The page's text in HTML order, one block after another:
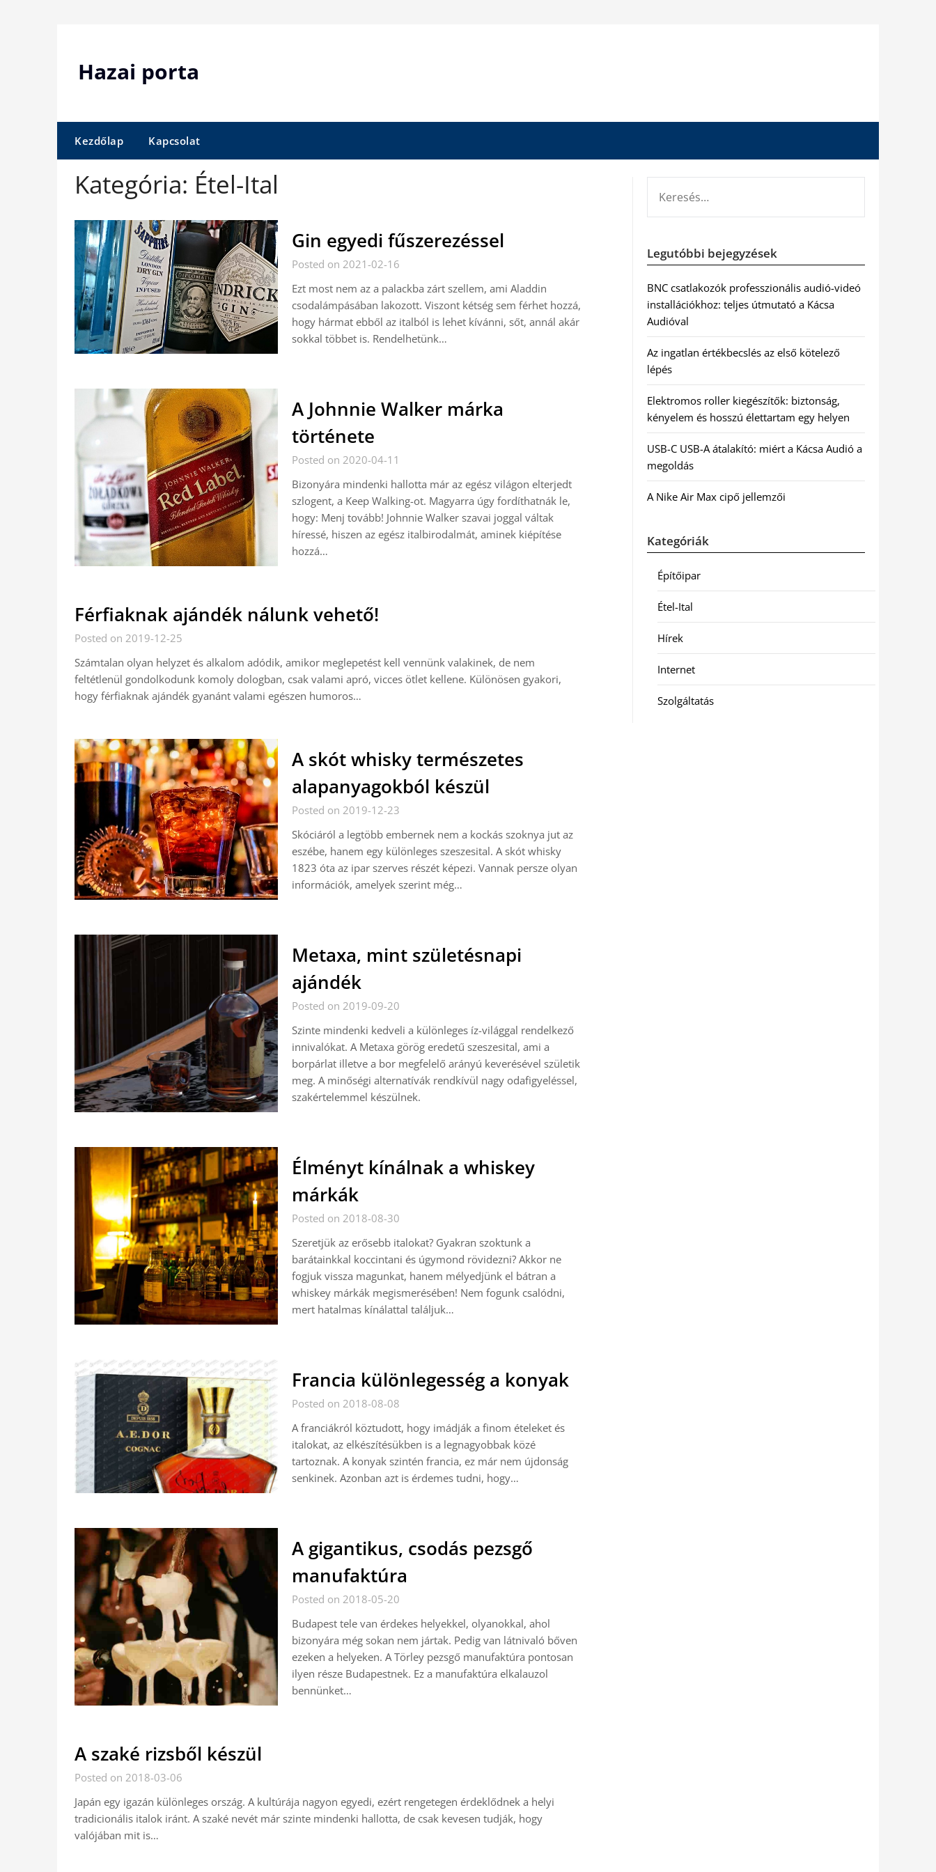
Hazai porta
Kezdőlap Kapcsolat
Kategória: Étel-Ital
Gin egyedi fűszerezéssel
Posted on 2021-02-16
Ezt most nem az a palackba zárt szellem, ami Aladdin
csodalámpásában lakozott. Viszont kétség sem férhet hozzá,
hogy hármat ebből az italból is lehet kívánni, sőt, annál akár
sokkal többet is. Rendelhetünk…
A Johnnie Walker márka
története
Posted on 2020-04-11
Bizonyára mindenki hallotta már az egész világon elterjedt
szlogent, a Keep Walking-ot. Magyarra úgy fordíthatnák le,
hogy: Menj tovább! Johnnie Walker szavai joggal váltak
híressé, hiszen az egész italbirodalmát, aminek kiépítése
hozzá…
Férfiaknak ajándék nálunk vehető!
Posted on 2019-12-25
Számtalan olyan helyzet és alkalom adódik, amikor meglepetést kell vennünk valakinek, de nem
feltétlenül gondolkodunk komoly dologban, csak valami apró, vicces ötlet kellene. Különösen gyakori,
hogy férfiaknak ajándék gyanánt valami egészen humoros…
A skót whisky természetes
alapanyagokból készül
Posted on 2019-12-23
Skóciáról a legtöbb embernek nem a kockás szoknya jut az
eszébe, hanem egy különleges szeszesital. A skót whisky
1823 óta az ipar szerves részét képezi. Vannak persze olyan
információk, amelyek szerint még…
Metaxa, mint születésnapi
ajándék
Posted on 2019-09-20
Szinte mindenki kedveli a különleges íz-világgal rendelkező
innivalókat. A Metaxa görög eredetű szeszesital, ami a
borpárlat illetve a bor megfelelő arányú keverésével születik
meg. A minőségi alternatívák rendkívül nagy odafigyeléssel,
szakértelemmel készülnek.
Élményt kínálnak a whiskey
márkák
Posted on 2018-08-30
Szeretjük az erősebb italokat? Gyakran szoktunk a
barátainkkal koccintani és úgymond rövidezni? Akkor ne
fogjuk vissza magunkat, hanem mélyedjünk el bátran a
whiskey márkák megismerésében! Nem fogunk csalódni,
mert hatalmas kínálattal találjuk…
Francia különlegesség a konyak
Posted on 2018-08-08
A franciákról köztudott, hogy imádják a finom ételeket és
italokat, az elkészítésükben is a legnagyobbak közé
tartoznak. A konyak szintén francia, ez már nem újdonság
senkinek. Azonban azt is érdemes tudni, hogy…
A gigantikus, csodás pezsgő
manufaktúra
Posted on 2018-05-20
Budapest tele van érdekes helyekkel, olyanokkal, ahol
bizonyára még sokan nem jártak. Pedig van látnivaló bőven
ezeken a helyeken. A Törley pezsgő manufaktúra pontosan
ilyen része Budapestnek. Ez a manufaktúra elkalauzol
bennünket…
A szaké rizsből készül
Posted on 2018-03-06
Japán egy igazán különleges ország. A kultúrája nagyon egyedi, ezért rengetegen érdeklődnek a helyi
tradicionális italok iránt. A szaké nevét már szinte mindenki hallotta, de csak kevesen tudják, hogy
valójában mit is…
Legutóbbi bejegyzések
BNC csatlakozók professzionális audió-videó
installációkhoz: teljes útmutató a Kácsa
Audióval
Az ingatlan értékbecslés az első kötelező
lépés
Elektromos roller kiegészítők: biztonság,
kényelem és hosszú élettartam egy helyen
USB-C USB-A átalakító: miért a Kácsa Audió a
megoldás
A Nike Air Max cipő jellemzői
Kategóriák
Építőipar
Étel-Ital
Hírek
Internet
Szolgáltatás